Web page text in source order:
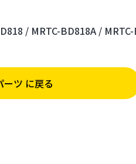
/ MRTC-BD818A /
ーツ に戻る